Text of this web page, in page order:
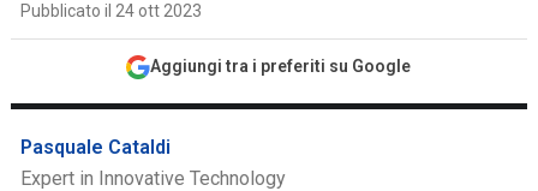
Pubblicato il 24 ott 2023
Aggiungi tra i preferiti su Google
Pasquale Cataldi
Expert in Innovative Technology